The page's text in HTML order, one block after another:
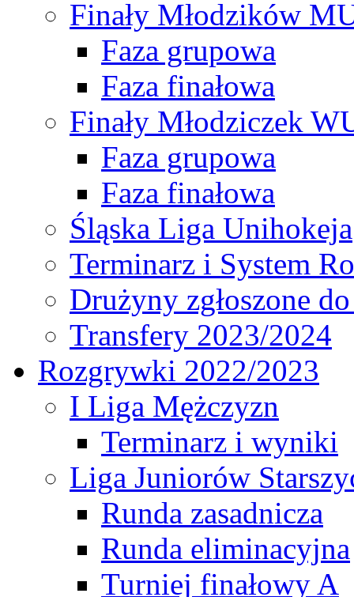
Finały Młodzików
Faza grupowa
Faza finałowa
Finały Młodziczek
Faza grupowa
Faza finałowa
Śląska Liga Unihokeja
Terminarz i System
Drużyny zgłoszone
Transfery 2023/2024
Rozgrywki 2022/2023
I Liga Mężczyzn
Terminarz i wyniki
Liga Juniorów
Runda zasadnicza
Runda eliminacyjna
Turniej finałowy A